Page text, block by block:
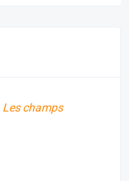
Les champs